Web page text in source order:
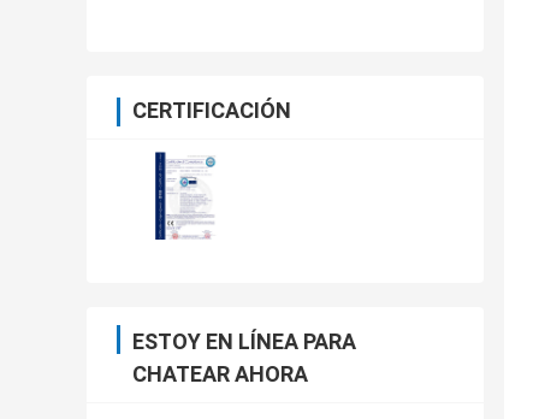
CERTIFICACIÓN
ESTOY EN LÍNEA PARA
CHATEAR AHORA